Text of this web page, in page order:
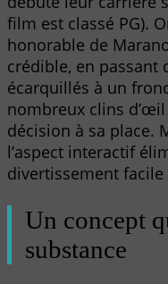
film est classé PG).
honorable de
crédible, en passant
écarquillés à un
nombreux clins
décision à sa place.
l’aspect interactif
divertissement
Un concept
substance